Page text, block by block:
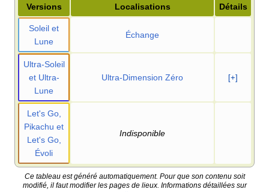
Versions Localisations Détails
Soleil et
Lune
Échange
Ultra-Soleil
et Ultra-
Lune
Ultra-Dimension Zéro [+]
Let's Go,
Pikachu et
Let's Go,
Évoli
Indisponible
Ce tableau est généré automatiquement. Pour que son contenu soit
modifié, il faut modifier les pages de lieux. Informations détaillées sur